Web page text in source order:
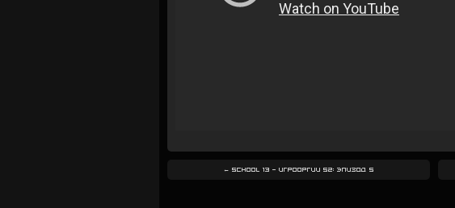
← School 13 — Игрооргии S2: Эпизод 5